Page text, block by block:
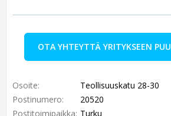
OTA YHTEYTTÄ YRITYKSEEN
Osoite:
Teollisuuskatu 28-30
Postinumero:
20520
Postitoimipaikka: Turku